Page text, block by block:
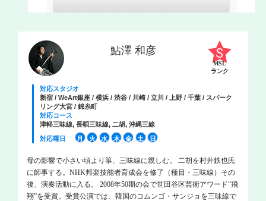
鮎澤 和彦
MSL
ランク
対応スタジオ
新宿 / WeArt銀座 / 横浜 / 渋谷 / 川崎 / 立川 / 上野 / 千葉 / スパーク
リング大宮 / 錦糸町
対応コース
津軽三味線, 長唄三味線, 二胡, 沖縄三線
対応曜日
月 火 水 木 金 土 日
母の影響で小さい頃より箏、三味線に親しむ。 二胡を村井鉄也氏
に師事する。NHK邦楽技能者育成会を修了（種目・三味線）その
後、演奏活動に入る。 2008年50期の会で世田谷区芸術アワード“飛
翔”を受賞。受賞公演では、韓国のコムンゴ・サンジョを三味線で